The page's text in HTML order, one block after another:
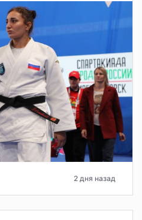
2 дня назад